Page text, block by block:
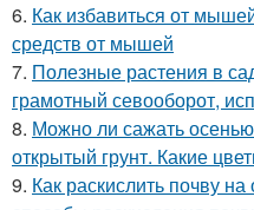
6. Как избавиться от
средств от мышей
7. Полезные растения в
грамотный севооборот,
8. Можно ли сажать
открытый грунт. Какие
9. Как раскислить почву